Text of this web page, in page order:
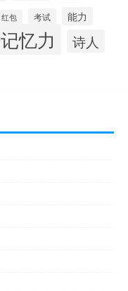
红包 考试 能力
记忆力 诗人